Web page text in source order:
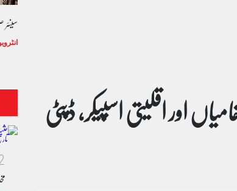
اور اقلیتی اسپیکر، ڈپٹی